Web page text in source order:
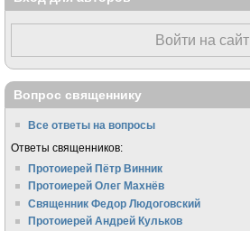
Войти на сайт
Вопрос священнику
Все ответы на вопросы
Ответы священников:
Протоиерей Пётр Винник
Протоиерей Олег Махнёв
Священник Федор Людоговский
Протоиерей Андрей Кульков